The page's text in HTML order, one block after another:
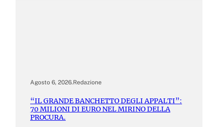
Agosto 6, 2026.Redazione
“IL GRANDE BANCHETTO DEGLI APPALTI”:
70 MILIONI DI EURO NEL MIRINO DELLA
PROCURA.